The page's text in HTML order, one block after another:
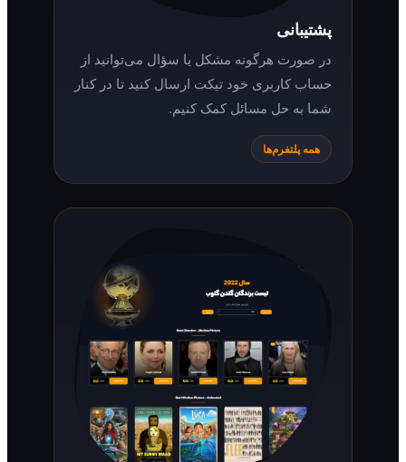
در صورت هرگونه مشکل یا سؤال می‌توانید از
حساب کاربری خود تیکت ارسال کنید تا در کنار
شما به حل مسائل کمک کنیم.
همه پلتفرم‌ها